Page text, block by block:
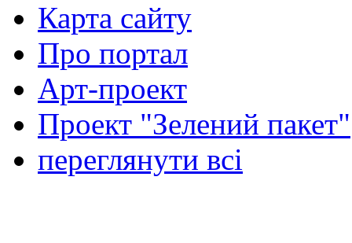
Карта сайту
Про портал
Арт-проект
Проект "Зелений пакет"
переглянути всі